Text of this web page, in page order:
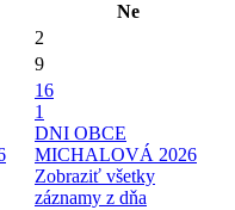
Ne
2
9
16
1
DNI OBCE
MICHALOVÁ 2026
Zobraziť všetky
záznamy z dňa